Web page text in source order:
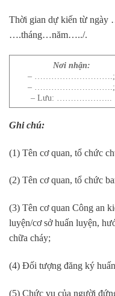
Thời gian dự kiến từ
….tháng…năm…../.
Nơi nhận:
– ……………………….;
– ……………………….;
– Lưu: ………………..
Ghi chú:
(1) Tên cơ quan, tổ chức
(2) Tên cơ quan, tổ chức
(3) Tên cơ quan Công an
luyện/cơ sở huấn luyện,
chữa cháy;
(4) Đối tượng đăng ký
(5) Chức vụ của người